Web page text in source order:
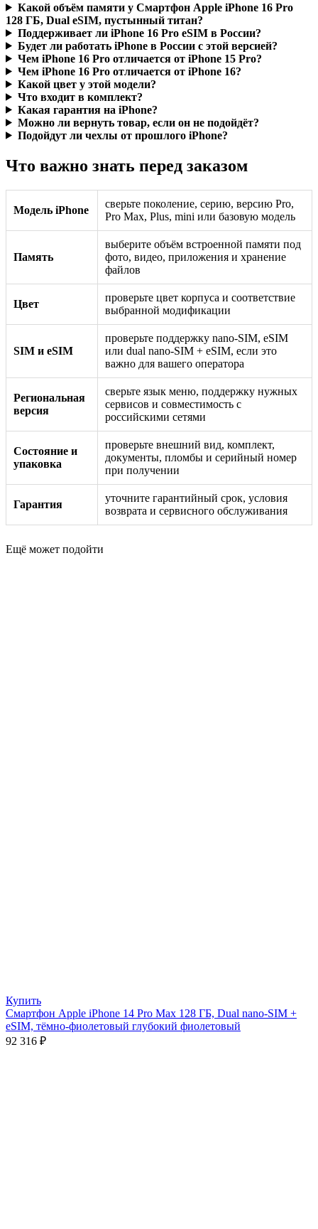
Какой объём памяти у Смартфон Apple iPhone 16 Pro
128 ГБ, Dual eSIM, пустынный титан?
Поддерживает ли iPhone 16 Pro eSIM в России?
Будет ли работать iPhone в России с этой версией?
Чем iPhone 16 Pro отличается от iPhone 15 Pro?
Чем iPhone 16 Pro отличается от iPhone 16?
Какой цвет у этой модели?
Что входит в комплект?
Какая гарантия на iPhone?
Можно ли вернуть товар, если он не подойдёт?
Подойдут ли чехлы от прошлого iPhone?
Что важно знать перед заказом
Модель iPhone
сверьте поколение, серию, версию Pro,
Pro Max, Plus, mini или базовую модель
Память
выберите объём встроенной памяти под
фото, видео, приложения и хранение
файлов
Цвет
проверьте цвет корпуса и соответствие
выбранной модификации
SIM и eSIM
проверьте поддержку nano-SIM, eSIM
или dual nano-SIM + eSIM, если это
важно для вашего оператора
Региональная
версия
сверьте язык меню, поддержку нужных
сервисов и совместимость с
российскими сетями
Состояние и
упаковка
проверьте внешний вид, комплект,
документы, пломбы и серийный номер
при получении
Гарантия
уточните гарантийный срок, условия
возврата и сервисного обслуживания
Ещё может подойти
Купить
Смартфон Apple iPhone 14 Pro Max 128 ГБ, Dual nano-SIM +
eSIM, тёмно-фиолетовый глубокий фиолетовый
92 316 ₽